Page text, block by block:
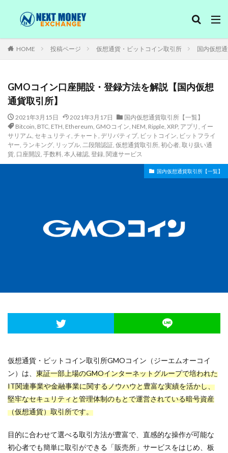
HOME 投稿ページ 仮想通貨・ビットコイン取引所 国内仮想
GMOコイン口座開設・登録方法を解説【国内仮想
通貨取引所】
2021年3月15日 2021年3月17日
国内仮想通貨取引所【一覧】
Bitcoin, BTC, ETH, Ethereum, GMOコイン, NEM, Ripple, XRP, アプリ , イー
サリアム, セキュリティ, チャート , デリバティブ, ビットコイン, ビットフライ
ヤー, ランキング, リップル, 二段階認証, 仮想通貨取引所, 初心者, 取り扱い通
貨, 口座開設, 手数料, 本人確認, 登録, 関連サービス
国内仮想通貨取引所【一覧】
仮想通貨・ビットコイン取引所GMOコイン（ジーエムオーコイ
ン）は、 東証一部上場のGMOインターネットグループで培われた
IT関連事業や金融事業に関するノウハウと豊富な実績を活かし、
堅牢なセキュリティと管理体制のもとで運営されている暗号資産
（仮想通貨）取引所です。
目的に合わせて選べる取引方法が豊富で、直感的な操作が可能な
初心者でも簡単に取引ができる「販売所」サービスをはじめ、板
口座開設 ランキング
カテゴリー
タグ
bitbank
ETH
Ethereum GMOコイン
NEM
Ripple
XRP アプリ
イーサリアム
コインチェック
セキュリティ
ビットバンク
登録
関連サービス